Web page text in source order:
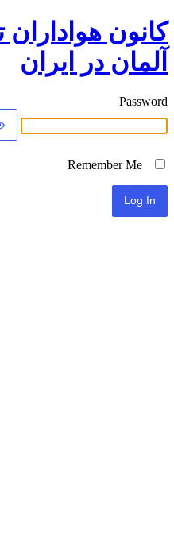
کانون هواداران
آلمان در ایران
Password
Remember Me